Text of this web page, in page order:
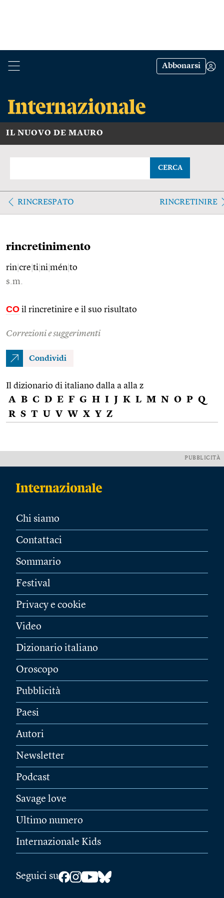
Abbonarsi
IL NUOVO DE MAURO
CERCA
RINCRESPATO RINCRETINIRE
rincretinimento
rin cre ti ni mén to
s.m.
CO il rincretinire e il suo risultato
Correzioni e suggerimenti
Condividi
Il dizionario di italiano dalla a alla z
A B C D E F G H I J K L M N O P Q
R S T U V W X Y Z
PUBBLICITÀ
Chi siamo
Contattaci
Sommario
Festival
Privacy e cookie
Video
Dizionario italiano
Oroscopo
Pubblicità
Paesi
Autori
Newsletter
Podcast
Savage love
Ultimo numero
Internazionale Kids
Seguici su